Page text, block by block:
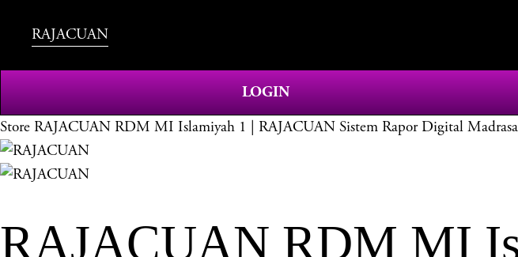
RAJACUAN
LOGIN
Store RAJACUAN RDM MI Islamiyah 1 | RAJACUAN Sistem Rapor Digital
RAJACUAN RDM MI